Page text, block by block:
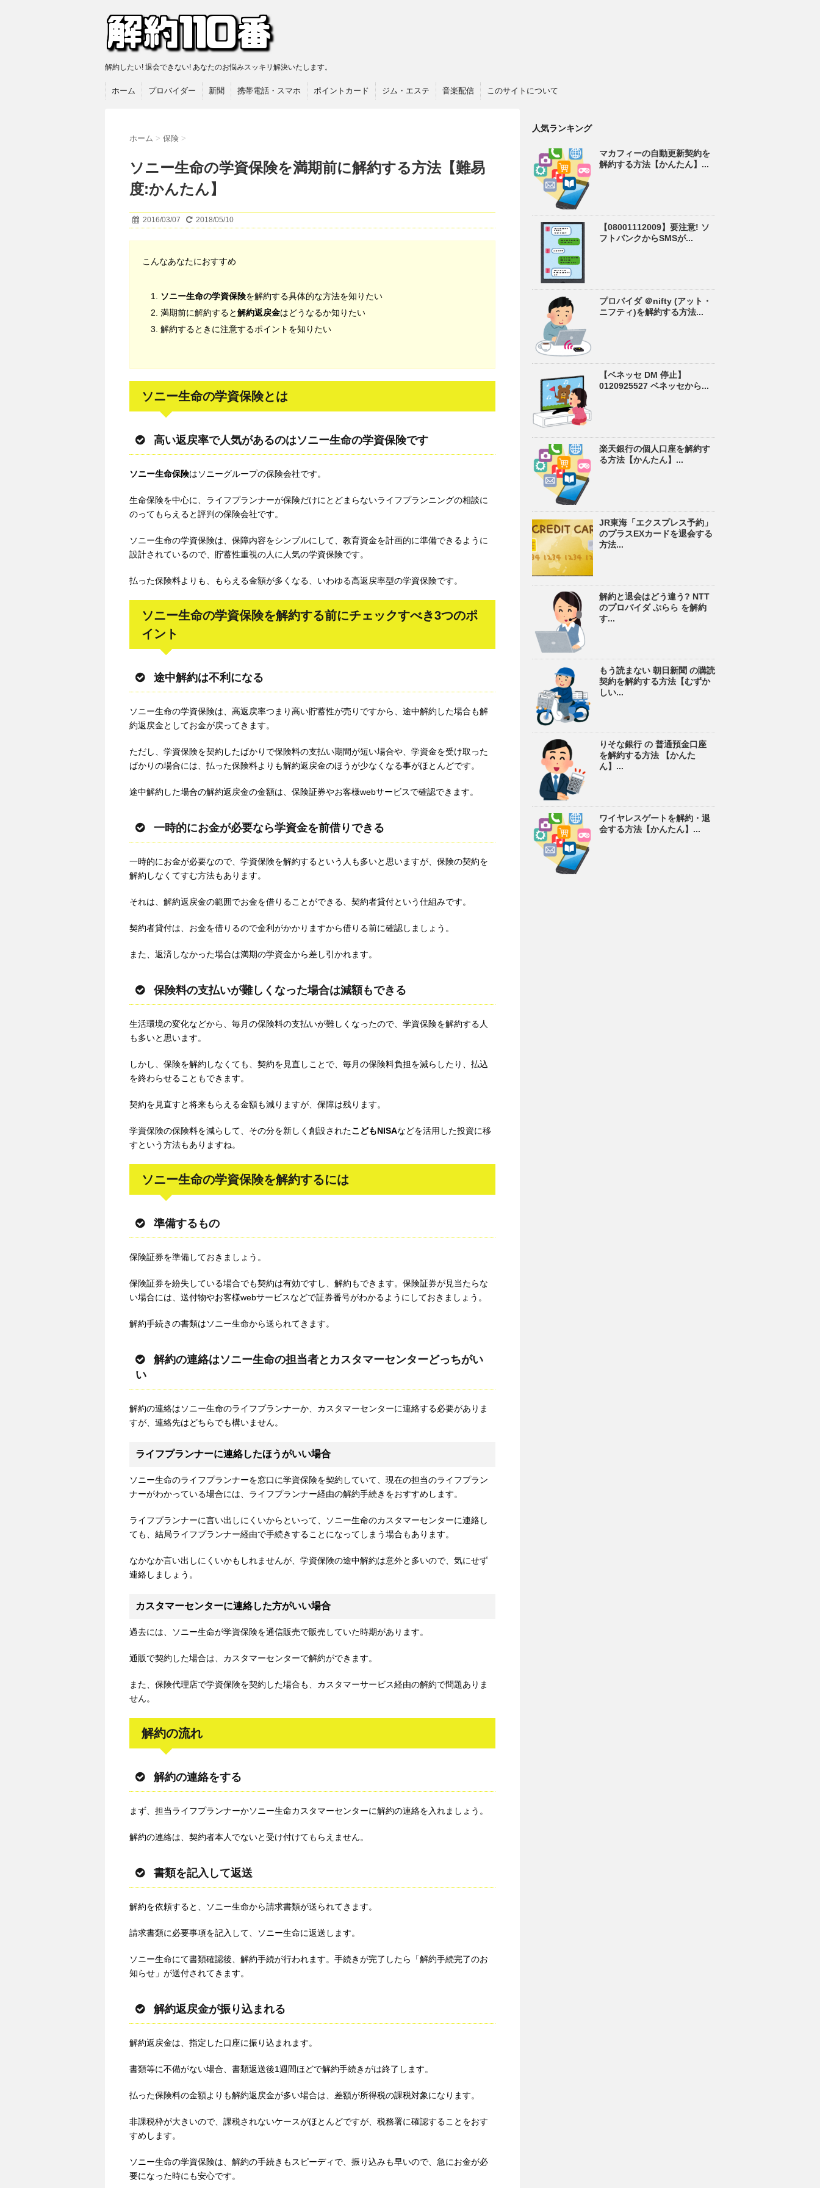
解約したい! 退会できない! あなたのお悩みスッキリ解決いたします。
ホーム プロバイダー 新聞 携帯電話・スマホ ポイントカード ジム・エステ 音楽配信 このサイトについて
ホーム > 保険 >
ソニー生命の学資保険を満期前に解約する方法【難易
度:かんたん】
2016/03/07 2018/05/10
こんなあなたにおすすめ
ソニー生命の学資保険を解約する具体的な方法を知りたい
満期前に解約すると解約返戻金はどうなるか知りたい
解約するときに注意するポイントを知りたい
ソニー生命の学資保険とは
高い返戻率で人気があるのはソニー生命の学資保険です
ソニー生命保険はソニーグループの保険会社です。
生命保険を中心に、ライフプランナーが保険だけにとどまらないライフプランニングの相談に
のってもらえると評判の保険会社です。
ソニー生命の学資保険は、保障内容をシンプルにして、教育資金を計画的に準備できるように
設計されているので、貯蓄性重視の人に人気の学資保険です。
払った保険料よりも、もらえる金額が多くなる、いわゆる高返戻率型の学資保険です。
ソニー生命の学資保険を解約する前にチェックすべき3つのポ
イント
途中解約は不利になる
ソニー生命の学資保険は、高返戻率つまり高い貯蓄性が売りですから、途中解約した場合も解
約返戻金としてお金が戻ってきます。
ただし、学資保険を契約したばかりで保険料の支払い期間が短い場合や、学資金を受け取った
ばかりの場合には、払った保険料よりも解約返戻金のほうが少なくなる事がほとんどです。
途中解約した場合の解約返戻金の金額は、保険証券やお客様webサービスで確認できます。
一時的にお金が必要なら学資金を前借りできる
一時的にお金が必要なので、学資保険を解約するという人も多いと思いますが、保険の契約を
解約しなくてすむ方法もあります。
それは、解約返戻金の範囲でお金を借りることができる、契約者貸付という仕組みです。
契約者貸付は、お金を借りるので金利がかかりますから借りる前に確認しましょう。
また、返済しなかった場合は満期の学資金から差し引かれます。
保険料の支払いが難しくなった場合は減額もできる
生活環境の変化などから、毎月の保険料の支払いが難しくなったので、学資保険を解約する人
も多いと思います。
しかし、保険を解約しなくても、契約を見直しことで、毎月の保険料負担を減らしたり、払込
を終わらせることもできます。
契約を見直すと将来もらえる金額も減りますが、保障は残ります。
学資保険の保険料を減らして、その分を新しく創設されたこどもNISAなどを活用した投資に移
すという方法もありますね。
ソニー生命の学資保険を解約するには
準備するもの
保険証券を準備しておきましょう。
保険証券を紛失している場合でも契約は有効ですし、解約もできます。保険証券が見当たらな
い場合には、送付物やお客様webサービスなどで証券番号がわかるようにしておきましょう。
解約手続きの書類はソニー生命から送られてきます。
解約の連絡はソニー生命の担当者とカスタマーセンターどっちがい
い
解約の連絡はソニー生命のライフプランナーか、カスタマーセンターに連絡する必要がありま
すが、連絡先はどちらでも構いません。
ライフプランナーに連絡したほうがいい場合
ソニー生命のライフプランナーを窓口に学資保険を契約していて、現在の担当のライフプラン
ナーがわかっている場合には、ライフプランナー経由の解約手続きをおすすめします。
ライフプランナーに言い出しにくいからといって、ソニー生命のカスタマーセンターに連絡し
ても、結局ライフプランナー経由で手続きすることになってしまう場合もあります。
なかなか言い出しにくいかもしれませんが、学資保険の途中解約は意外と多いので、気にせず
連絡しましょう。
カスタマーセンターに連絡した方がいい場合
過去には、ソニー生命が学資保険を通信販売で販売していた時期があります。
通販で契約した場合は、カスタマーセンターで解約ができます。
また、保険代理店で学資保険を契約した場合も、カスタマーサービス経由の解約で問題ありま
せん。
解約の流れ
解約の連絡をする
まず、担当ライフプランナーかソニー生命カスタマーセンターに解約の連絡を入れましょう。
解約の連絡は、契約者本人でないと受け付けてもらえません。
書類を記入して返送
解約を依頼すると、ソニー生命から請求書類が送られてきます。
請求書類に必要事項を記入して、ソニー生命に返送します。
ソニー生命にて書類確認後、解約手続が行われます。手続きが完了したら「解約手続完了のお
知らせ」が送付されてきます。
解約返戻金が振り込まれる
解約返戻金は、指定した口座に振り込まれます。
書類等に不備がない場合、書類返送後1週間ほどで解約手続きがは終了します。
払った保険料の金額よりも解約返戻金が多い場合は、差額が所得税の課税対象になります。
非課税枠が大きいので、課税されないケースがほとんどですが、税務署に確認することをおす
すめします。
ソニー生命の学資保険は、解約の手続きもスピーディで、振り込みも早いので、急にお金が必
要になった時にも安心です。
人気ランキング
マカフィーの自動更新契約を
解約する方法【かんたん】...
【08001112009】要注意! ソ
フトバンクからSMSが...
プロバイダ ＠nifty (アット・
ニフティ)を解約する方法...
【ベネッセ DM 停止】
0120925527 ベネッセから...
楽天銀行の個人口座を解約す
る方法【かんたん】...
JR東海「エクスプレス予約」
のプラスEXカードを退会する
方法...
解約と退会はどう違う? NTT
のプロバイダ ぷらら を解約
す...
もう読まない 朝日新聞 の購読
契約を解約する方法【むずか
しい...
りそな銀行 の 普通預金口座
を解約する方法 【かんた
ん】...
ワイヤレスゲートを解約・退
会する方法【かんたん】...